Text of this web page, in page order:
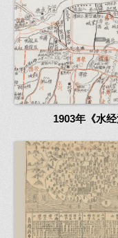
1903年《水经